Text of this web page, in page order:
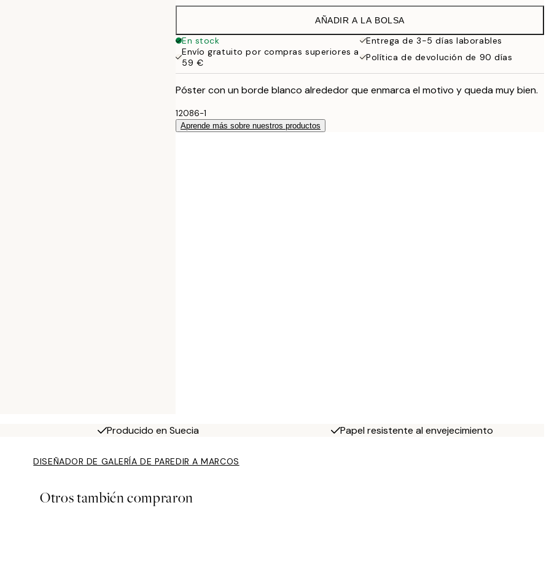
AÑADIR A LA BOLSA
En stock
Entrega de 3-5 días laborables
Envío gratuito por compras superiores a
59 €
Política de devolución de 90 días
Póster con un borde blanco alrededor que enmarca el motivo y queda muy bien.
12086-1
Aprende más sobre nuestros productos
Producido en Suecia Papel resistente al envejecimiento
DISEÑADOR DE GALERÍA DE PAREDIR A MARCOS
Otros también compraron